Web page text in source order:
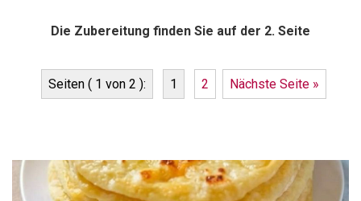
Die Zubereitung finden Sie auf der 2. Seite
Seiten ( 1 von 2 ): 1 2 Nächste Seite »